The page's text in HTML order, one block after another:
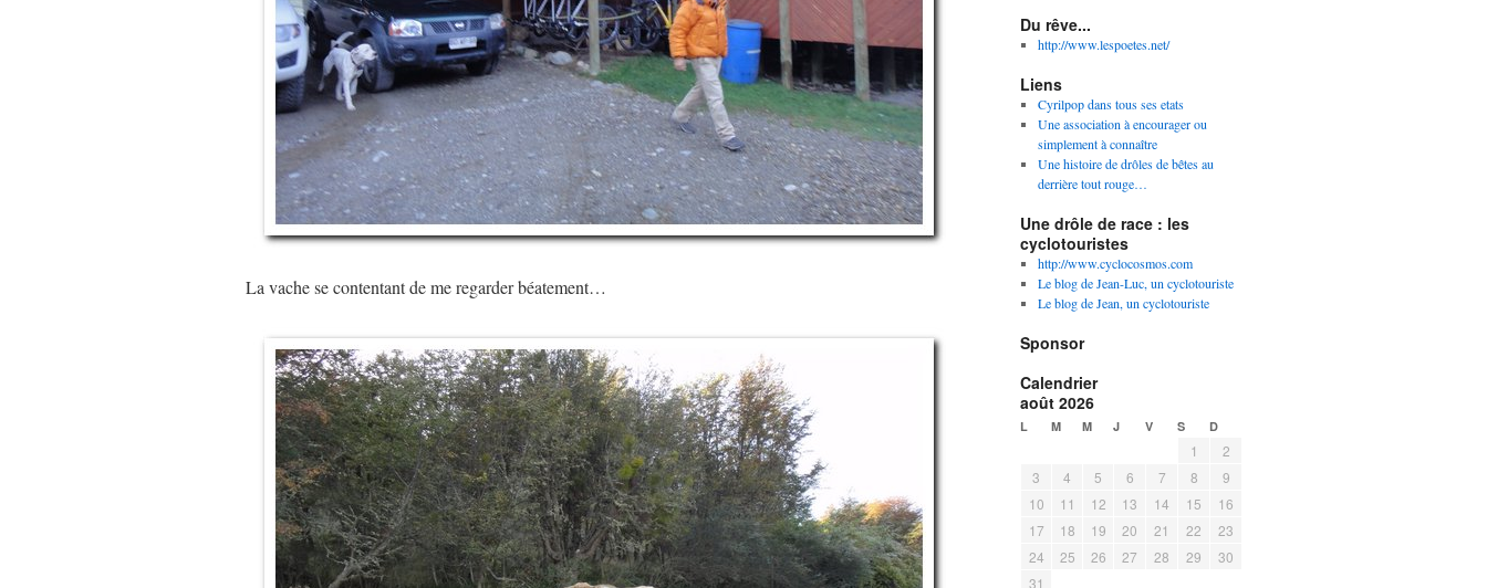
La vache se contentant de me regarder béatement…
Du rêve...
http://www.lespoetes.net/
Liens
Cyrilpop dans tous ses etats
Une association à encourager ou
simplement à connaître
Une histoire de drôles de bêtes au
derrière tout rouge…
Une drôle de race : les
cyclotouristes
http://www.cyclocosmos.com
Le blog de Jean-Luc, un cyclotouriste
Le blog de Jean, un cyclotouriste
Sponsor
Calendrier
août 2026
L M M J V S D
1
2
3
4 5 6 7 8
9
10
11 12 13 14 15
16
17
18 19 20 21 22
23
24
25 26 27 28 29
30
31